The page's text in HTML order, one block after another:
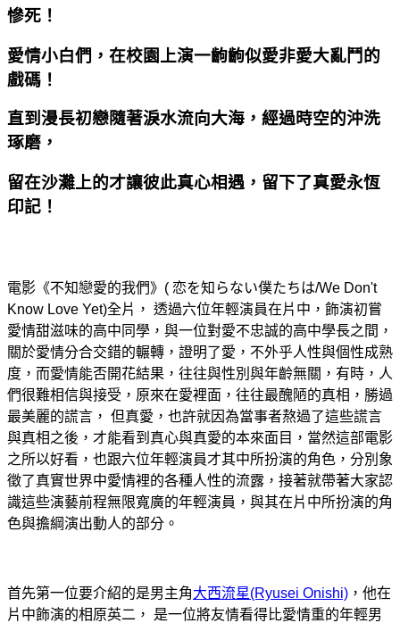
慘死！
愛情小白們，在校園上演一齣齣似愛非愛大亂鬥的
戲碼！
直到漫長初戀隨著淚水流向大海，經過時空的沖洗
琢磨，
留在沙灘上的才讓彼此真心相遇，留下了真愛永恆
印記！
電影《不知戀愛的我們》( 恋を知らない僕たちは/We Don't
Know Love Yet)全片， 透過六位年輕演員在片中，飾演初嘗
愛情甜滋味的高中同學，與一位對愛不忠誠的高中學長之間，
關於愛情分合交錯的輾轉，證明了愛，不外乎人性與個性成熟
度，而愛情能否開花結果，往往與性別與年齡無關，有時，人
們很難相信與接受，原來在愛裡面，往往最醜陋的真相，勝過
最美麗的謊言， 但真愛，也許就因為當事者熬過了這些謊言
與真相之後，才能看到真心與真愛的本來面目，當然這部電影
之所以好看，也跟六位年輕演員才其中所扮演的角色，分別象
徵了真實世界中愛情裡的各種人性的流露，接著就帶著大家認
識這些演藝前程無限寬廣的年輕演員，與其在片中所扮演的角
色與擔綱演出動人的部分 。
首先第一位要介紹的是男主角大西流星(Ryusei Onishi) ，他在
片中飾演的相原英二， 是一位將友情看得比愛情重的年輕男